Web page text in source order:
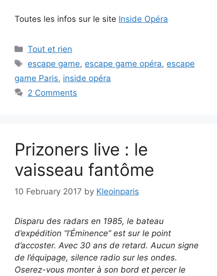
Toutes les infos sur le site Inside Opéra
Categories
Tout et rien
Tags
escape game, escape game opéra, escape
game Paris, inside opéra
2 Comments
Prizoners live : le
vaisseau fantôme
10 February 2017 by Kleoinparis
Disparu des radars en 1985, le bateau
d’expédition “l’Éminence” est sur le point
d’accoster. Avec 30 ans de retard. Aucun signe
de l’équipage, silence radio sur les ondes.
Oserez-vous monter à son bord et percer le